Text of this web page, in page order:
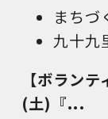
まちづ
九十九
【ボラン
(土)『...